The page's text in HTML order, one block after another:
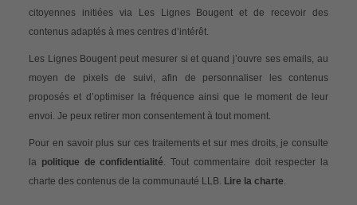
citoyennes initiées via Les Lignes Bougent et de recevoir des
contenus adaptés à mes centres d’intérêt.
Les Lignes Bougent peut mesurer si et quand j’ouvre ses emails, au
moyen de pixels de suivi, afin de personnaliser les contenus
proposés et d’optimiser la fréquence ainsi que le moment de leur
envoi. Je peux retirer mon consentement à tout moment.
Pour en savoir plus sur ces traitements et sur mes droits, je consulte
la politique de confidentialité. Tout commentaire doit respecter la
charte des contenus de la communauté LLB. Lire la charte.